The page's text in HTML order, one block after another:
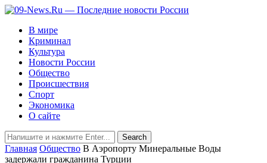
В мире
Криминал
Культура
Новости России
Общество
Происшествия
Спорт
Экономика
О сайте
Главная Общество В Аэропорту Минеральные Воды
задержали гражданина Турции